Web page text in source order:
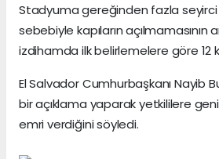
Stadyuma gereğinden fazla seyirci
sebebiyle kapıların açılmamasının
izdihamda ilk belirlemelere göre 12
El Salvador Cumhurbaşkanı Nayib
bir açıklama yaparak yetkililere
emri verdiğini söyledi.